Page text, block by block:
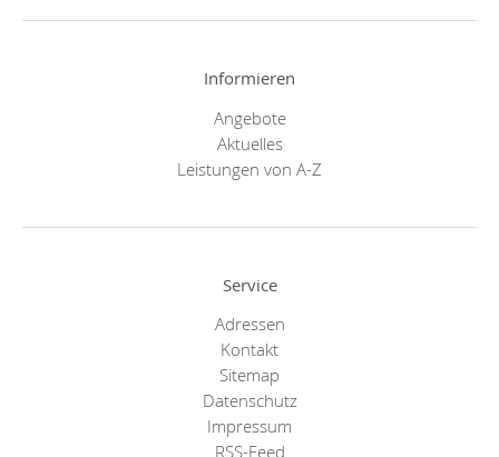
Informieren
Angebote
Aktuelles
Leistungen von A-Z
Service
Adressen
Kontakt
Sitemap
Datenschutz
Impressum
RSS-Feed